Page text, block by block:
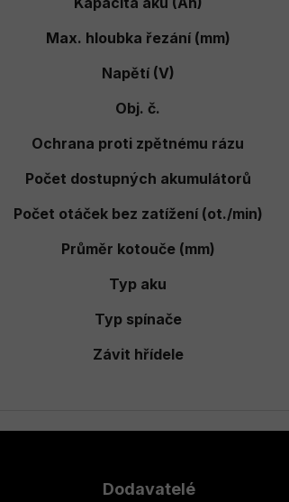
Max. hloubka řezání (mm)
Napětí (V)
Obj. č.
Ochrana proti zpětnému rázu
Počet dostupných akumulátorů
Počet otáček bez zatížení (ot./min)
Průměr kotouče (mm)
Typ aku
Typ spínače
Závit hřídele
Dodavatelé